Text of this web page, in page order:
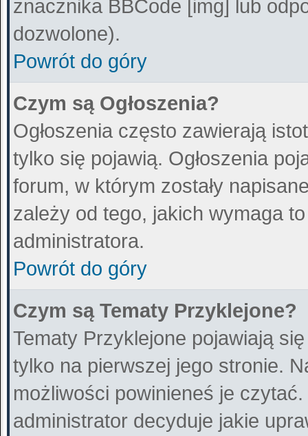
znacznika BBCode [img] lub
dozwolone).
Powrót do góry
Czym są Ogłoszenia?
Ogłoszenia często zawierają
tylko się pojawią. Ogłoszenia
forum, w którym zostały
zależy od tego, jakich wymaga
administratora.
Powrót do góry
Czym są Tematy Przyklejone?
Tematy Przyklejone pojawiają
tylko na pierwszej jego stronie.
możliwości powinieneś je
administrator decyduje jakie